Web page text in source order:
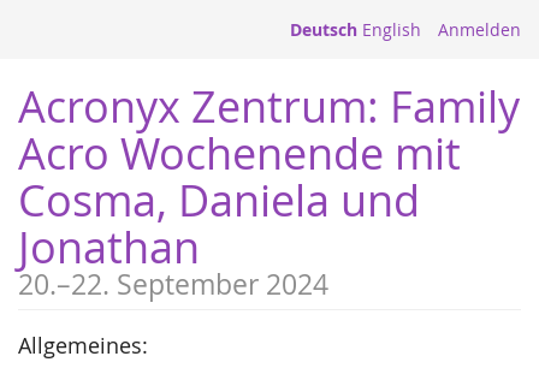
Deutsch English Anmelden
Acronyx Zentrum: Family
Acro Wochenende mit
Cosma, Daniela und
Jonathan
20.–22. September 2024
Allgemeines: